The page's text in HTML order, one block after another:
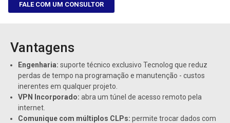
FALE COM UM CONSULTOR
Vantagens
Engenharia: suporte técnico exclusivo Tecnolog que reduz
perdas de tempo na programação e manutenção - custos
inerentes em qualquer projeto.
VPN Incorporado: abra um túnel de acesso remoto pela
internet.
Comunique com múltiplos CLPs: permite trocar dados com